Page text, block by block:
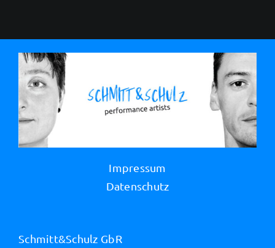
Impressum
Datenschutz
Schmitt&Schulz GbR